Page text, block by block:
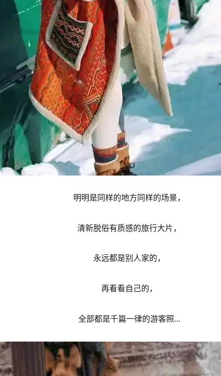
明明是同样的地方同样的场景，
清新脱俗有质感的旅行大片，
永远都是别人家的，
再看看自己的，
全部都是千篇一律的游客照...